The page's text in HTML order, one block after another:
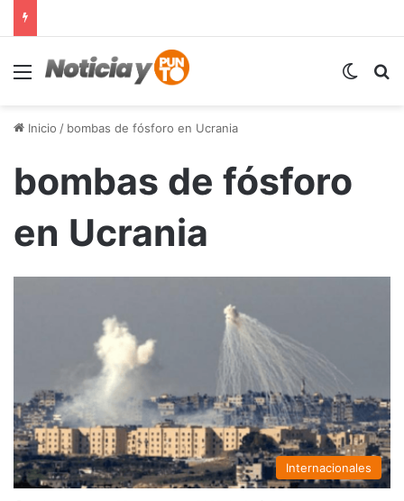
Menú
Inicio / bombas de fósforo en Ucrania
bombas de fósforo
en Ucrania
Internacionales